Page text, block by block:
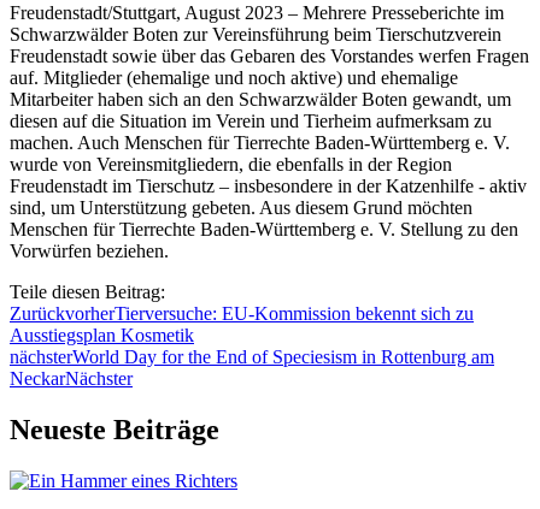
Freudenstadt/Stuttgart, August 2023 – Mehrere Presseberichte im
Schwarzwälder Boten zur Vereinsführung beim Tierschutzverein
Freudenstadt sowie über das Gebaren des Vorstandes werfen Fragen
auf. Mitglieder (ehemalige und noch aktive) und ehemalige
Mitarbeiter haben sich an den Schwarzwälder Boten gewandt, um
diesen auf die Situation im Verein und Tierheim aufmerksam zu
machen. Auch Menschen für Tierrechte Baden-Württemberg e. V.
wurde von Vereinsmitgliedern, die ebenfalls in der Region
Freudenstadt im Tierschutz – insbesondere in der Katzenhilfe - aktiv
sind, um Unterstützung gebeten. Aus diesem Grund möchten
Menschen für Tierrechte Baden-Württemberg e. V. Stellung zu den
Vorwürfen beziehen.
Teile diesen Beitrag:
ZurückvorherTierversuche: EU-Kommission bekennt sich zu
Ausstiegsplan Kosmetik
nächsterWorld Day for the End of Speciesism in Rottenburg am
NeckarNächster
Neueste Beiträge